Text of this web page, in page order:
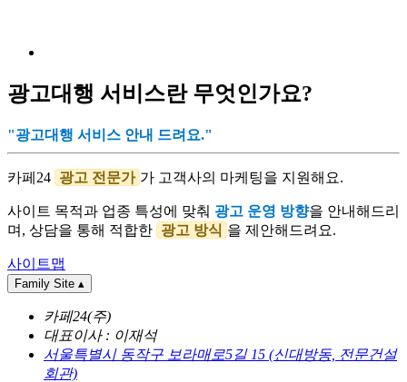
광고대행 서비스란 무엇인가요?
"광고대행 서비스 안내 드려요."
카페24 광고 전문가 가 고객사의 마케팅을 지원해요.
사이트 목적과 업종 특성에 맞춰 광고 운영 방향을 안내해드리
며, 상담을 통해 적합한 광고 방식 을 제안해드려요.
사이트맵
Family Site ▴
카페24(주)
대표이사 : 이재석
서울특별시 동작구 보라매로5길 15 (신대방동, 전문건설
회관)